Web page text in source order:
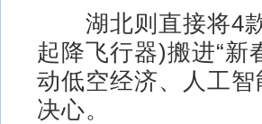
湖北则直接将4款
起降飞行器)搬进“新
动低空经济、人工
决心。